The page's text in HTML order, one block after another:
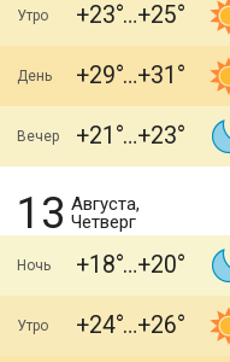
Утро +23 +25
День +29 +31
Вечер +21 +23
13 Августа,
Четверг
Ночь +18 +20
Утро +24 +26